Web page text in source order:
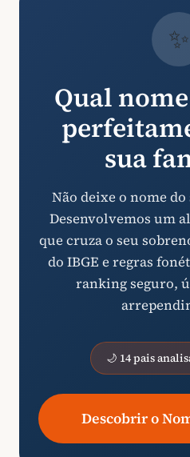
✨
Qual
sua
Não deixe o nome
Desenvolvemos um
que cruza o seu
do IBGE e regras
ranking seguro,
🌙 14 pais
Descobrir o